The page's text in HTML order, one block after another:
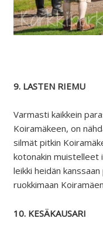
9. LASTEN RIEMU
Varmasti kaikkein
Koiramäkeen, on
silmät pitkin
kotonakin muistelleet
leikki heidän
ruokkimaan
10. KESÄKAUSARI